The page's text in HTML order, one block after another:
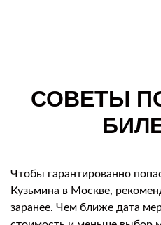
СОВЕТЫ
Чтобы гарантированно
Кузьмина в Москве,
заранее. Чем ближе дата